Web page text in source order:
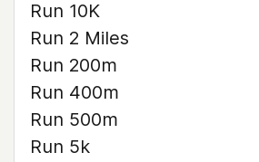
Run 10K
Run 2 Miles
Run 200m
Run 400m
Run 500m
Run 5k